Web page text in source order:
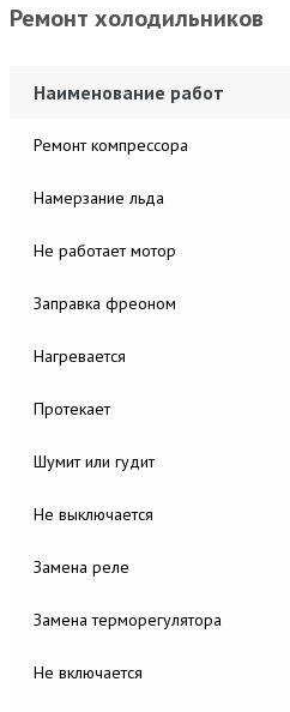
Ремонт холодильников
Наименование работ
Ремонт компрессора
Намерзание льда
Не работает мотор
Заправка фреоном
Нагревается
Протекает
Шумит или гудит
Не выключается
Замена реле
Замена терморегулятора
Не включается